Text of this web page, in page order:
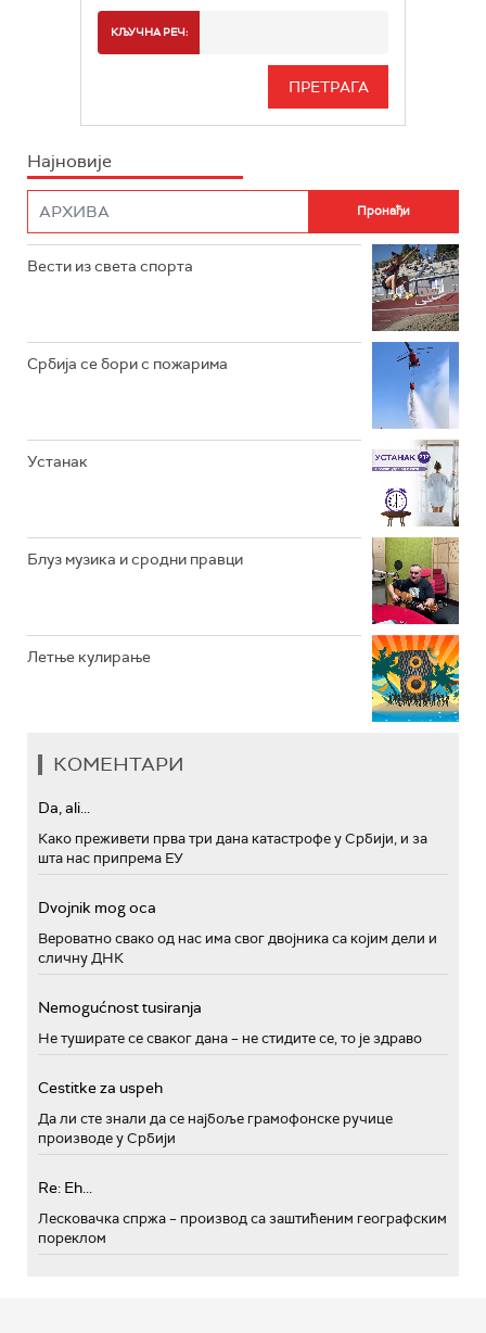
РАДИО БЕОГРАД 3
РАДИО РОКЕНРОЛЕР
РАДИО ЏЕЗЕР
ИНФО
КЉУЧНА РЕЧ:
Најновије
Вести из света спорта
Србија се бори с пожарима
Устанак
Блуз музика и сродни правци
Летње кулирање
КОМЕНТАРИ
Da, ali...
Како преживети прва три дана катастрофе у Србији, и за
шта нас припрема ЕУ
Dvojnik mog oca
Вероватно свако од нас има свог двојника са којим дели и
сличну ДНК
Nemogućnost tusiranja
Не туширате се сваког дана – не стидите се, то је здраво
Cestitke za uspeh
Да ли сте знали да се најбоље грамофонске ручице
производе у Србији
Re: Eh...
Лесковачка спржа – производ са заштићеним географским
пореклом